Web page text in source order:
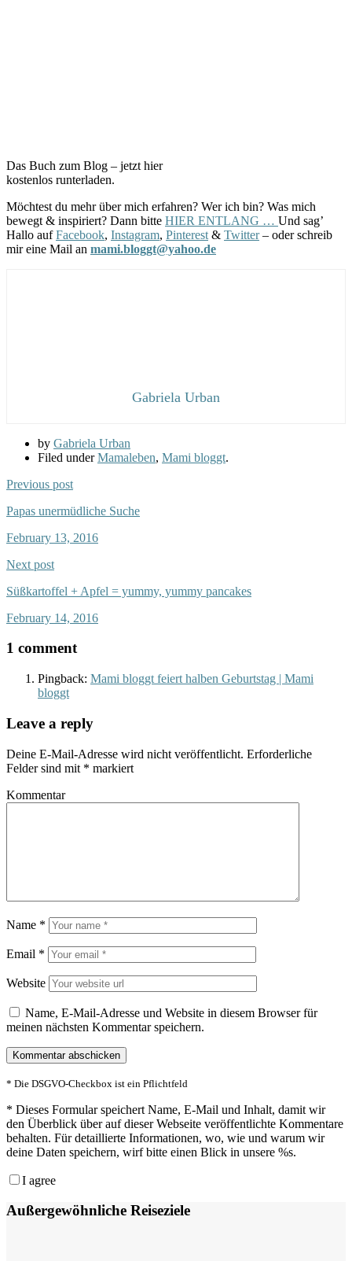
Das Buch zum Blog – jetzt hier
kostenlos runterladen.
Möchtest du mehr über mich erfahren? Wer ich bin? Was mich
bewegt & inspiriert? Dann bitte HIER ENTLANG … Und sag’
Hallo aufFacebook, Instagram, Pinterest & Twitter– oder schreib
mir eine Mail an mami.bloggt@yahoo.de
Gabriela Urban
by Gabriela Urban
Filed underMamaleben, Mami bloggt.
Previous post
Papas unermüdliche Suche
February 13, 2016
Next post
Süßkartoffel + Apfel = yummy, yummy pancakes
February 14, 2016
1 comment
Pingback: Mami bloggt feiert halben Geburtstag | Mami
bloggt
Leave a reply
Deine E-Mail-Adresse wird nicht veröffentlicht. Erforderliche
Felder sind mit * markiert
Kommentar
Name *
Email *
Website
Name, E-Mail-Adresse und Website in diesem Browser für
meinen nächsten Kommentar speichern.
* Die DSGVO-Checkbox ist ein Pflichtfeld
* Dieses Formular speichert Name, E-Mail und Inhalt, damit wir
den Überblick über auf dieser Webseite veröffentlichte Kommentare
behalten. Für detaillierte Informationen, wo, wie und warum wir
deine Daten speichern, wirf bitte einen Blick in unsere %s.
I agree
Außergewöhnliche Reiseziele